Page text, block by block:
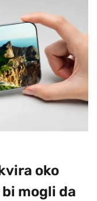
oko
mogli da